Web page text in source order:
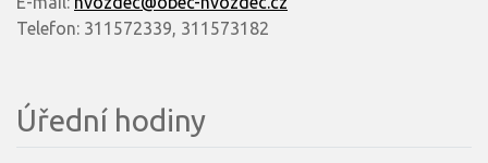
Telefon: 311572339, 311573182
Úřední hodiny